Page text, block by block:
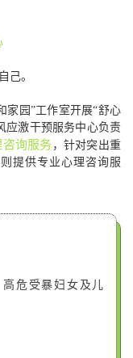
己。
家园”工作室开展“舒心
应激干预服务中心负责
询服务 ，针对突出重
提供专业心理咨询服
危受暴妇女及儿